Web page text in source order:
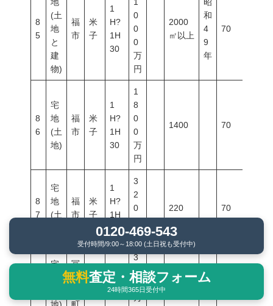
8
5
(土
地
と
建
物)
福
市
米
子
1
H?
1H
30
0
0
0
万
円
2000
㎡以上
和
4
9
年
70
8
6
宅
地
(土
地)
福
市
米
子
1
H?
1H
30
1
8
0
0
万
円
1400 70
8
7
宅
地
(土
福
市
米
子
1
H?
1H
30
3
2
0
円
220 70
宅
冨
士
米
15
3
0
0
75
0120-469-543
受付時間/9:00～18:00 (土日祝も受付中)
無料査定・相談フォーム
24時間365日受付中